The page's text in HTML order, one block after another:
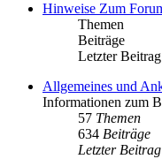
Hinweise Zum
Themen
Beiträge
Letzter Beitrag
Allgemeines und
Informationen zum
57 Themen
634 Beiträge
Letzter Beitrag